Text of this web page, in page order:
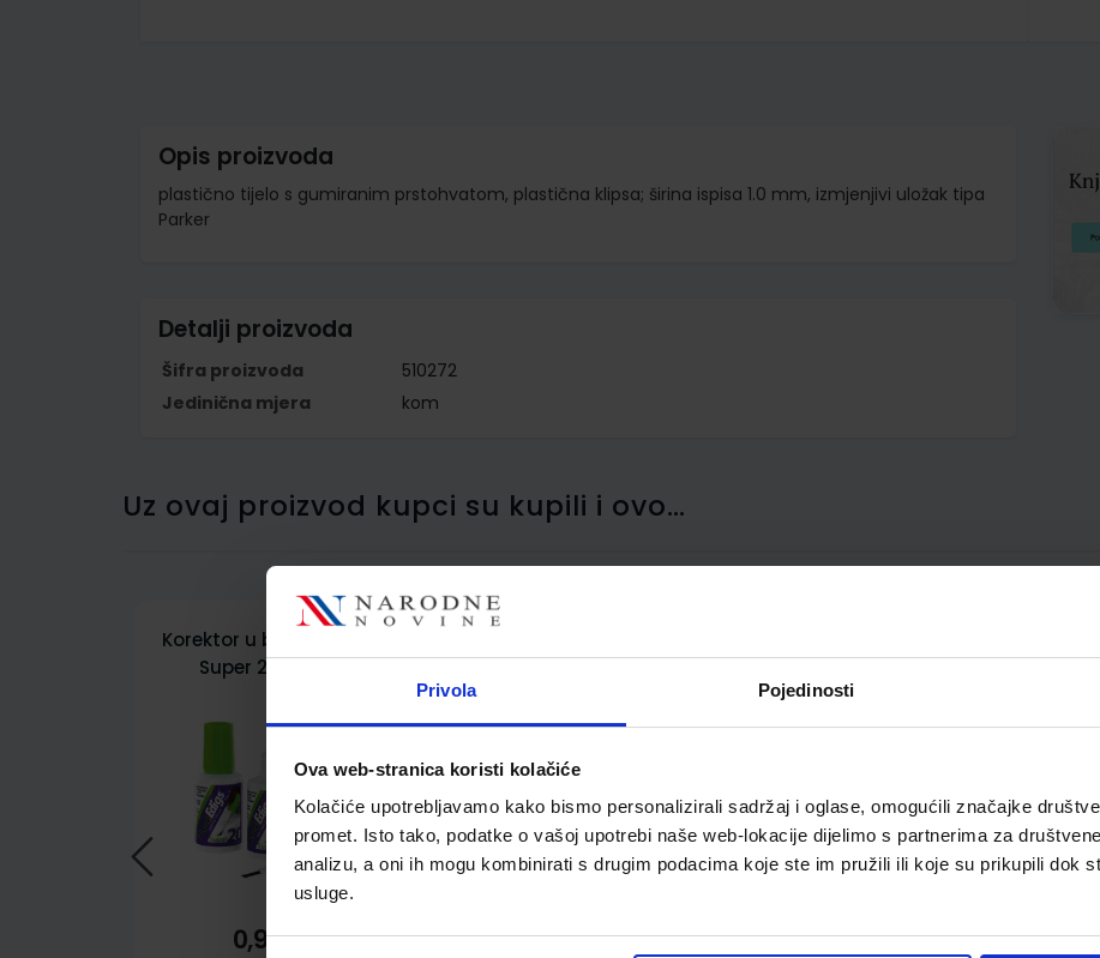
Privola Pojedinosti
Ova web-stranica koristi kolačiće
Kolačiće upotrebljavamo kako bismo personalizirali sadržaj i oglase, omogućili značajke
promet. Isto tako, podatke o vašoj upotrebi naše web-lokacije dijelimo s partnerima za
analizu, a oni ih mogu kombinirati s drugim podacima koje ste im pružili ili koje su prikupili dok
usluge.
gallery
Opis proizvoda
plastično tijelo s gumiranim prstohvatom, plastična klipsa; širina ispisa 1.0 mm, izmjenjivi uložak tipa
Parker
Detalji proizvoda
Šifra proizvoda
510272
Jedinična mjera
kom
Uz ovaj proizvod kupci su kupili i ovo…
Korektor u bočici Edigs,
Super 20, 20 ml
0,93 € 0,69 € 2,36 €